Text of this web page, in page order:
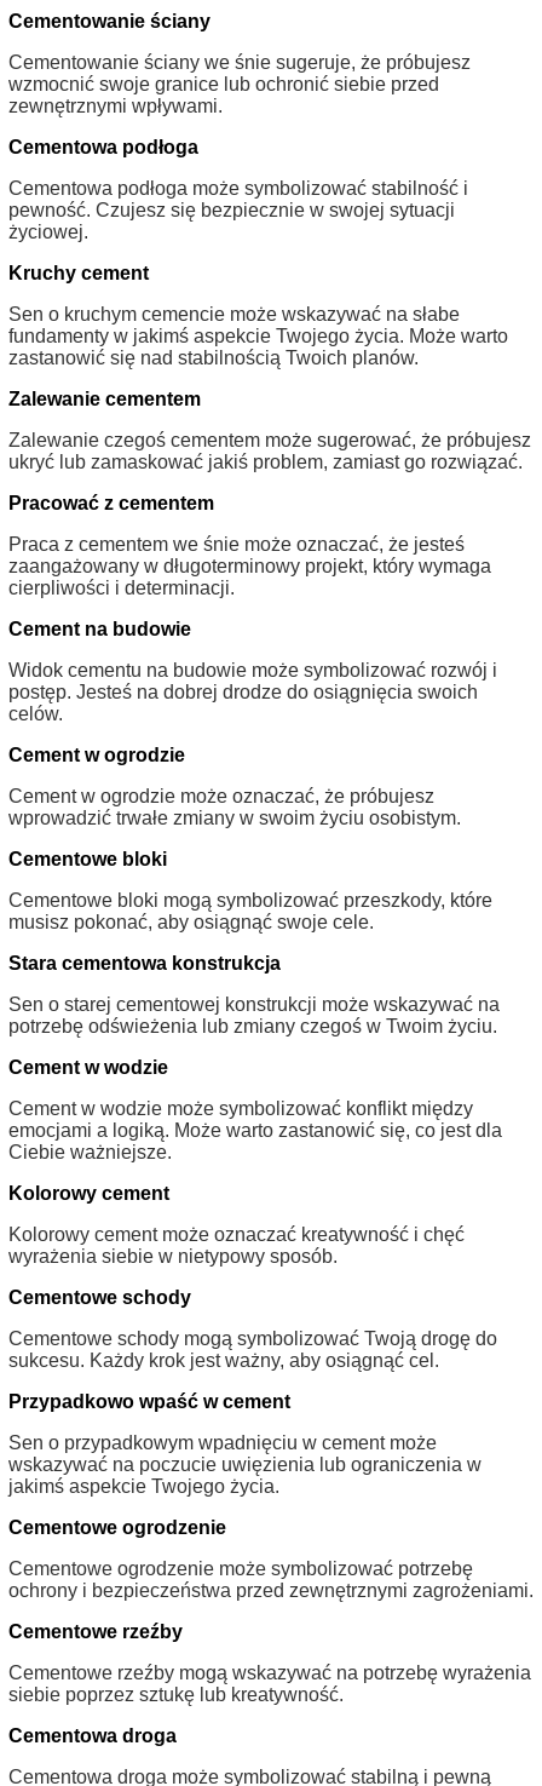
Cementowanie ściany
Cementowanie ściany we śnie sugeruje, że próbujesz
wzmocnić swoje granice lub ochronić siebie przed
zewnętrznymi wpływami.
Cementowa podłoga
Cementowa podłoga może symbolizować stabilność i
pewność. Czujesz się bezpiecznie w swojej sytuacji
życiowej.
Kruchy cement
Sen o kruchym cemencie może wskazywać na słabe
fundamenty w jakimś aspekcie Twojego życia. Może warto
zastanowić się nad stabilnością Twoich planów.
Zalewanie cementem
Zalewanie czegoś cementem może sugerować, że próbujesz
ukryć lub zamaskować jakiś problem, zamiast go rozwiązać.
Pracować z cementem
Praca z cementem we śnie może oznaczać, że jesteś
zaangażowany w długoterminowy projekt, który wymaga
cierpliwości i determinacji.
Cement na budowie
Widok cementu na budowie może symbolizować rozwój i
postęp. Jesteś na dobrej drodze do osiągnięcia swoich
celów.
Cement w ogrodzie
Cement w ogrodzie może oznaczać, że próbujesz
wprowadzić trwałe zmiany w swoim życiu osobistym.
Cementowe bloki
Cementowe bloki mogą symbolizować przeszkody, które
musisz pokonać, aby osiągnąć swoje cele.
Stara cementowa konstrukcja
Sen o starej cementowej konstrukcji może wskazywać na
potrzebę odświeżenia lub zmiany czegoś w Twoim życiu.
Cement w wodzie
Cement w wodzie może symbolizować konflikt między
emocjami a logiką. Może warto zastanowić się, co jest dla
Ciebie ważniejsze.
Kolorowy cement
Kolorowy cement może oznaczać kreatywność i chęć
wyrażenia siebie w nietypowy sposób.
Cementowe schody
Cementowe schody mogą symbolizować Twoją drogę do
sukcesu. Każdy krok jest ważny, aby osiągnąć cel.
Przypadkowo wpaść w cement
Sen o przypadkowym wpadnięciu w cement może
wskazywać na poczucie uwięzienia lub ograniczenia w
jakimś aspekcie Twojego życia.
Cementowe ogrodzenie
Cementowe ogrodzenie może symbolizować potrzebę
ochrony i bezpieczeństwa przed zewnętrznymi zagrożeniami.
Cementowe rzeźby
Cementowe rzeźby mogą wskazywać na potrzebę wyrażenia
siebie poprzez sztukę lub kreatywność.
Cementowa droga
Cementowa droga może symbolizować stabilną i pewną